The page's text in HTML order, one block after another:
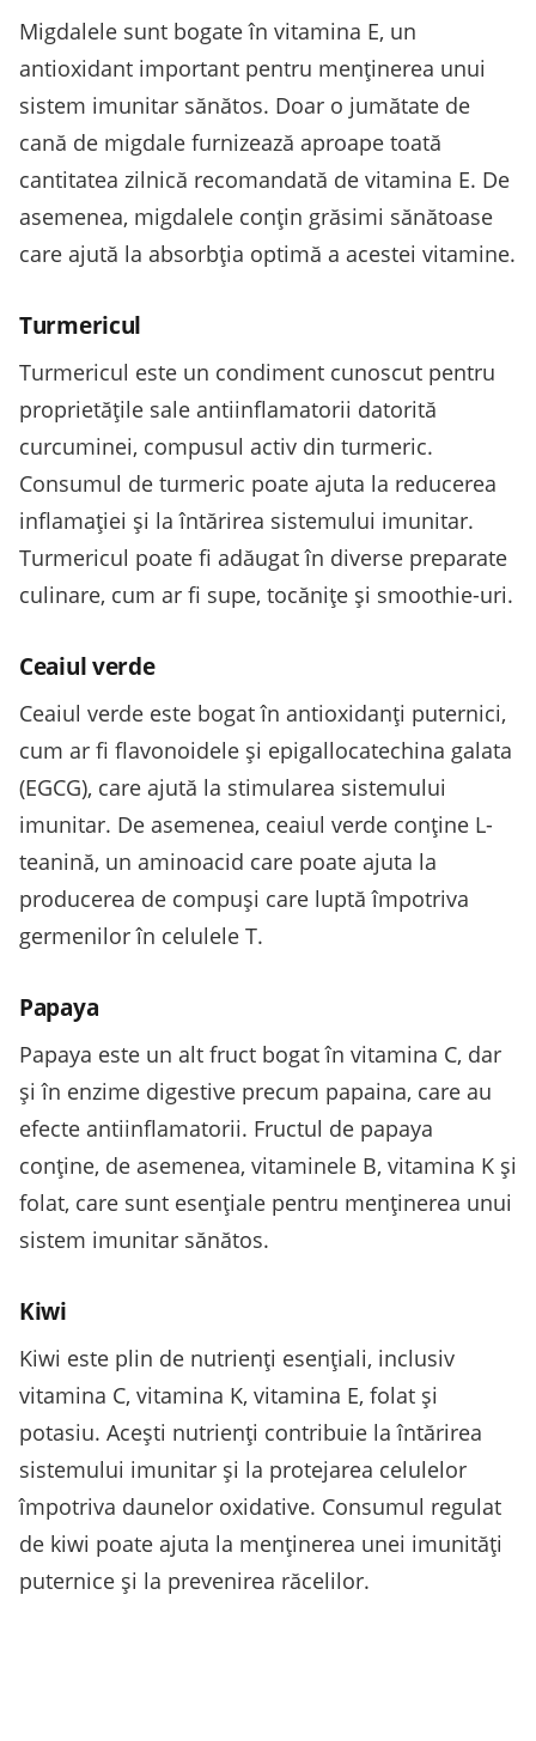
Migdalele sunt bogate în vitamina E, un
antioxidant important pentru menținerea unui
sistem imunitar sănătos. Doar o jumătate de
cană de migdale furnizează aproape toată
cantitatea zilnică recomandată de vitamina E. De
asemenea, migdalele conțin grăsimi sănătoase
care ajută la absorbția optimă a acestei vitamine.
Turmericul
Turmericul este un condiment cunoscut pentru
proprietățile sale antiinflamatorii datorită
curcuminei, compusul activ din turmeric.
Consumul de turmeric poate ajuta la reducerea
inflamației și la întărirea sistemului imunitar.
Turmericul poate fi adăugat în diverse preparate
culinare, cum ar fi supe, tocănițe și smoothie-uri.
Ceaiul verde
Ceaiul verde este bogat în antioxidanți puternici,
cum ar fi flavonoidele și epigallocatechina galata
(EGCG), care ajută la stimularea sistemului
imunitar. De asemenea, ceaiul verde conține L-
teanină, un aminoacid care poate ajuta la
producerea de compuși care luptă împotriva
germenilor în celulele T.
Papaya
Papaya este un alt fruct bogat în vitamina C, dar
și în enzime digestive precum papaina, care au
efecte antiinflamatorii. Fructul de papaya
conține, de asemenea, vitaminele B, vitamina K și
folat, care sunt esențiale pentru menținerea unui
sistem imunitar sănătos.
Kiwi
Kiwi este plin de nutrienți esențiali, inclusiv
vitamina C, vitamina K, vitamina E, folat și
potasiu. Acești nutrienți contribuie la întărirea
sistemului imunitar și la protejarea celulelor
împotriva daunelor oxidative. Consumul regulat
de kiwi poate ajuta la menținerea unei imunități
puternice și la prevenirea răcelilor.